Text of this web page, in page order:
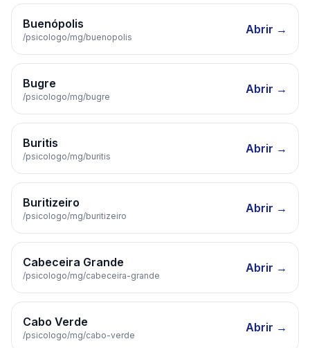
Buenópolis
/psicologo/mg/buenopolis
Abrir →
Bugre
/psicologo/mg/bugre
Abrir →
Buritis
/psicologo/mg/buritis
Abrir →
Buritizeiro
/psicologo/mg/buritizeiro
Abrir →
Cabeceira Grande
/psicologo/mg/cabeceira-grande
Abrir →
Cabo Verde
/psicologo/mg/cabo-verde
Abrir →